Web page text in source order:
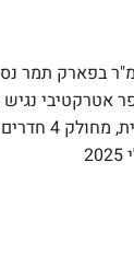
אטרקטיבי נגיש
ודרכי הגעה